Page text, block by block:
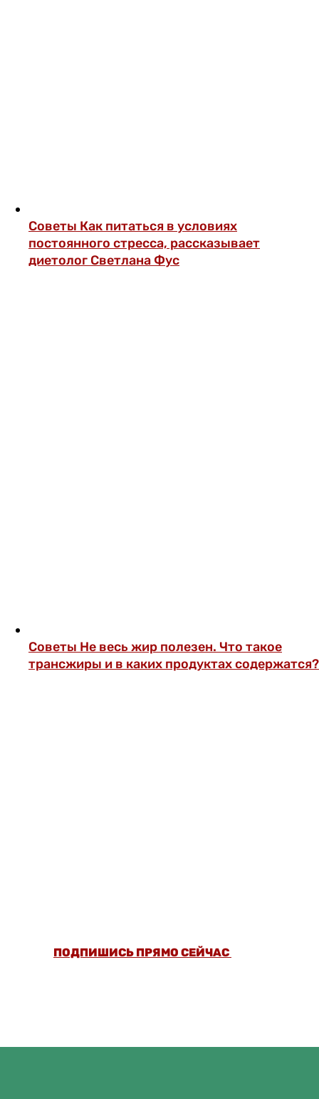
Советы Как питаться в условиях
постоянного стресса, рассказывает
диетолог Светлана Фус
Советы Не весь жир полезен. Что такое
трансжиры и в каких продуктах содержатся?
ПОДПИШИСЬ ПРЯМО СЕЙЧАС